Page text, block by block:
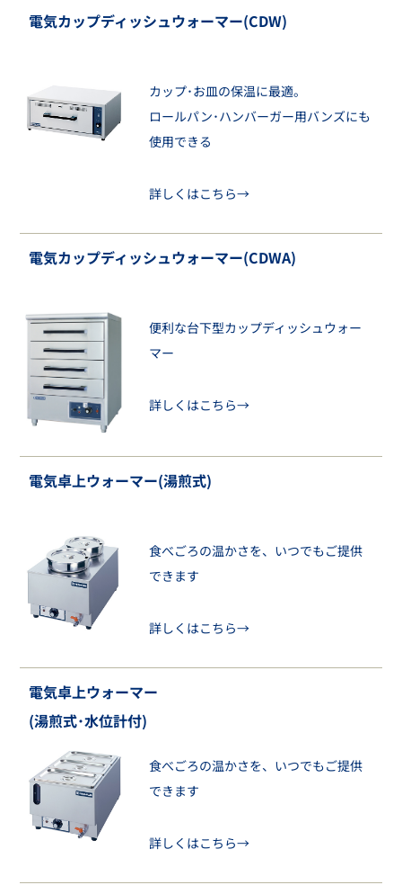
電気カップディッシュウォーマー(CDW)
カップ･お皿の保温に最適。
ロールパン･ハンバーガー用バンズにも
使用できる
詳しくはこちら→
電気カップディッシュウォーマー(CDWA)
便利な台下型カップディッシュウォー
マー
詳しくはこちら→
電気卓上ウォーマー(湯煎式)
食べごろの温かさを、いつでもご提供
できます
詳しくはこちら→
電気卓上ウォーマー
(湯煎式･水位計付)
食べごろの温かさを、いつでもご提供
できます
詳しくはこちら→